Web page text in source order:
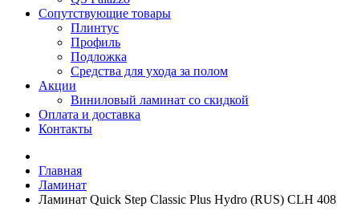
Сопутствующие товары
Плинтус
Профиль
Подложка
Средства для ухода за полом
Акции
Виниловый ламинат со скидкой
Оплата и доставка
Контакты
Главная
Ламинат
Ламинат Quick Step Classic Plus Hydro (RUS) CLH